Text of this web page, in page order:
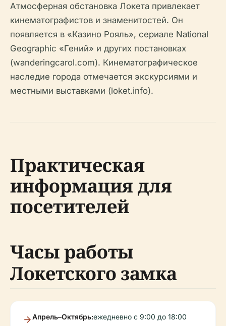
Атмосферная обстановка Локета привлекает
кинематографистов и знаменитостей. Он
появляется в «Казино Рояль», сериале National
Geographic «Гений» и других постановках
(wanderingcarol.com). Кинематографическое
наследие города отмечается экскурсиями и
местными выставками (loket.info).
Практическая
информация для
посетителей
Часы работы
Локетского замка
Апрель–Октябрь:ежедневно с 9:00 до 18:00